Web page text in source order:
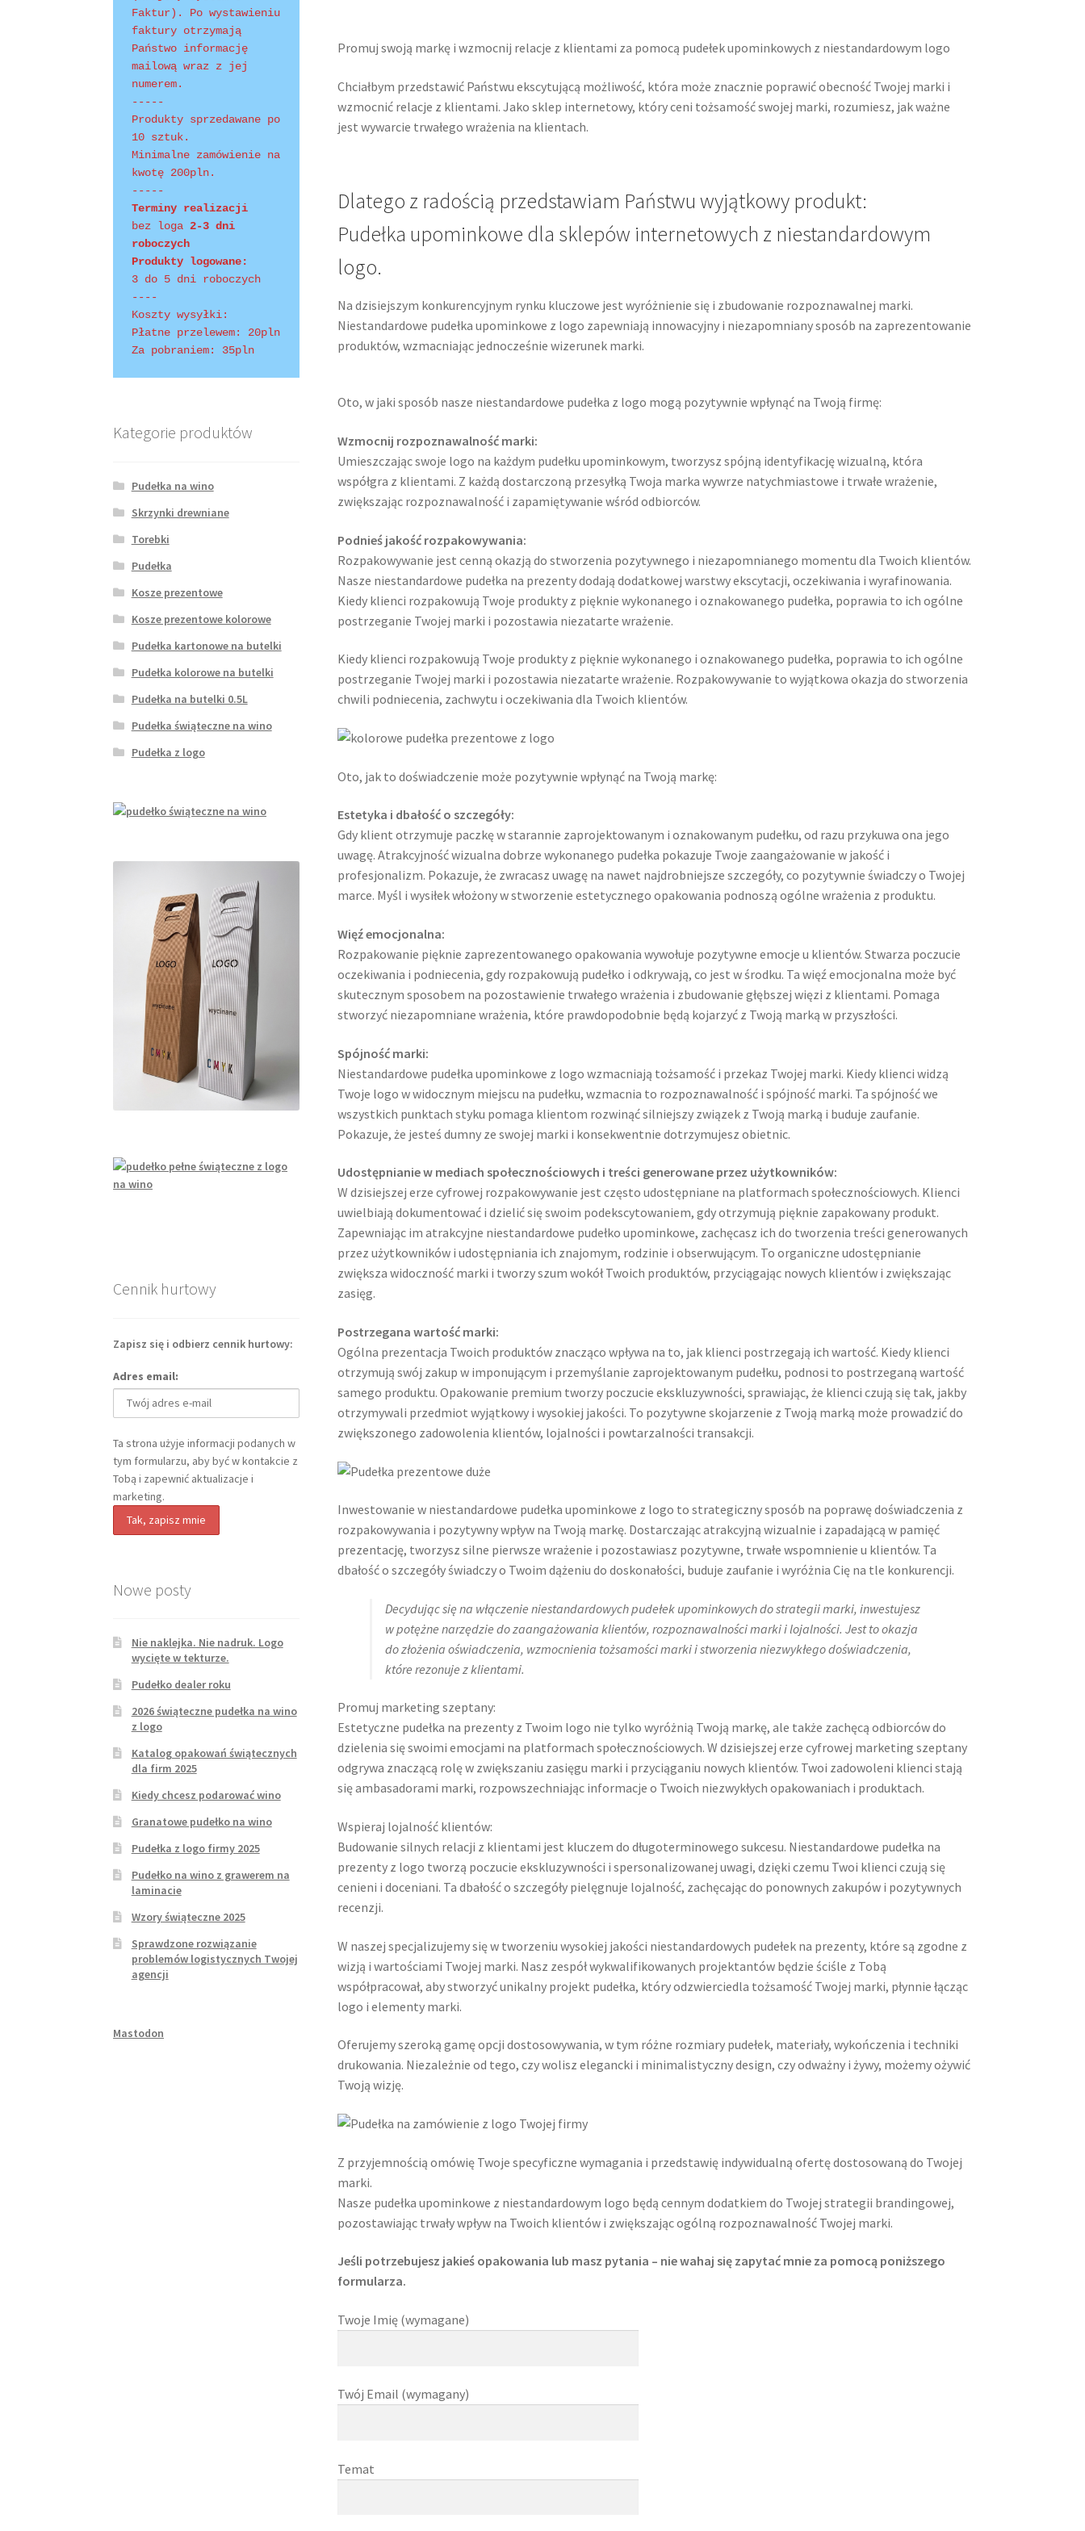
Shopping Tips Terms of Use
Promuj swoją markę i wzmocnij relacje z klientami za pomocą pudełek upominkowych z niestandardowym logo
Chciałbym przedstawić Państwu ekscytującą możliwość, która może znacznie poprawić obecność Twojej marki i
wzmocnić relacje z klientami. Jako sklep internetowy, który ceni tożsamość swojej marki, rozumiesz, jak ważne
jest wywarcie trwałego wrażenia na klientach.
Dlatego z radością przedstawiam Państwu wyjątkowy produkt:
Pudełka upominkowe dla sklepów internetowych z niestandardowym
logo.
Na dzisiejszym konkurencyjnym rynku kluczowe jest wyróżnienie się i zbudowanie rozpoznawalnej marki.
Niestandardowe pudełka upominkowe z logo zapewniają innowacyjny i niezapomniany sposób na zaprezentowanie
produktów, wzmacniając jednocześnie wizerunek marki.
Oto, w jaki sposób nasze niestandardowe pudełka z logo mogą pozytywnie wpłynąć na Twoją firmę:
Wzmocnij rozpoznawalność marki:
Umieszczając swoje logo na każdym pudełku upominkowym, tworzysz spójną identyfikację wizualną, która
współgra z klientami. Z każdą dostarczoną przesyłką Twoja marka wywrze natychmiastowe i trwałe wrażenie,
zwiększając rozpoznawalność i zapamiętywanie wśród odbiorców.
Podnieś jakość rozpakowywania:
Rozpakowywanie jest cenną okazją do stworzenia pozytywnego i niezapomnianego momentu dla Twoich klientów.
Nasze niestandardowe pudełka na prezenty dodają dodatkowej warstwy ekscytacji, oczekiwania i wyrafinowania.
Kiedy klienci rozpakowują Twoje produkty z pięknie wykonanego i oznakowanego pudełka, poprawia to ich ogólne
postrzeganie Twojej marki i pozostawia niezatarte wrażenie.
Kiedy klienci rozpakowują Twoje produkty z pięknie wykonanego i oznakowanego pudełka, poprawia to ich ogólne
postrzeganie Twojej marki i pozostawia niezatarte wrażenie. Rozpakowywanie to wyjątkowa okazja do stworzenia
chwili podniecenia, zachwytu i oczekiwania dla Twoich klientów.
Oto, jak to doświadczenie może pozytywnie wpłynąć na Twoją markę:
Estetyka i dbałość o szczegóły:
Gdy klient otrzymuje paczkę w starannie zaprojektowanym i oznakowanym pudełku, od razu przykuwa ona jego
uwagę. Atrakcyjność wizualna dobrze wykonanego pudełka pokazuje Twoje zaangażowanie w jakość i
profesjonalizm. Pokazuje, że zwracasz uwagę na nawet najdrobniejsze szczegóły, co pozytywnie świadczy o Twojej
marce. Myśl i wysiłek włożony w stworzenie estetycznego opakowania podnoszą ogólne wrażenia z produktu.
Więź emocjonalna:
Rozpakowanie pięknie zaprezentowanego opakowania wywołuje pozytywne emocje u klientów. Stwarza poczucie
oczekiwania i podniecenia, gdy rozpakowują pudełko i odkrywają, co jest w środku. Ta więź emocjonalna może być
skutecznym sposobem na pozostawienie trwałego wrażenia i zbudowanie głębszej więzi z klientami. Pomaga
stworzyć niezapomniane wrażenia, które prawdopodobnie będą kojarzyć z Twoją marką w przyszłości.
Spójność marki:
Niestandardowe pudełka upominkowe z logo wzmacniają tożsamość i przekaz Twojej marki. Kiedy klienci widzą
Twoje logo w widocznym miejscu na pudełku, wzmacnia to rozpoznawalność i spójność marki. Ta spójność we
wszystkich punktach styku pomaga klientom rozwinąć silniejszy związek z Twoją marką i buduje zaufanie.
Pokazuje, że jesteś dumny ze swojej marki i konsekwentnie dotrzymujesz obietnic.
Udostępnianie w mediach społecznościowych i treści generowane przez użytkowników:
W dzisiejszej erze cyfrowej rozpakowywanie jest często udostępniane na platformach społecznościowych. Klienci
uwielbiają dokumentować i dzielić się swoim podekscytowaniem, gdy otrzymują pięknie zapakowany produkt.
Zapewniając im atrakcyjne niestandardowe pudełko upominkowe, zachęcasz ich do tworzenia treści generowanych
przez użytkowników i udostępniania ich znajomym, rodzinie i obserwującym. To organiczne udostępnianie
zwiększa widoczność marki i tworzy szum wokół Twoich produktów, przyciągając nowych klientów i zwiększając
zasięg.
Postrzegana wartość marki:
Ogólna prezentacja Twoich produktów znacząco wpływa na to, jak klienci postrzegają ich wartość. Kiedy klienci
otrzymują swój zakup w imponującym i przemyślanie zaprojektowanym pudełku, podnosi to postrzeganą wartość
samego produktu. Opakowanie premium tworzy poczucie ekskluzywności, sprawiając, że klienci czują się tak, jakby
otrzymywali przedmiot wyjątkowy i wysokiej jakości. To pozytywne skojarzenie z Twoją marką może prowadzić do
zwiększonego zadowolenia klientów, lojalności i powtarzalności transakcji.
Inwestowanie w niestandardowe pudełka upominkowe z logo to strategiczny sposób na poprawę doświadczenia z
rozpakowywania i pozytywny wpływ na Twoją markę. Dostarczając atrakcyjną wizualnie i zapadającą w pamięć
prezentację, tworzysz silne pierwsze wrażenie i pozostawiasz pozytywne, trwałe wspomnienie u klientów. Ta
dbałość o szczegóły świadczy o Twoim dążeniu do doskonałości, buduje zaufanie i wyróżnia Cię na tle konkurencji.
Decydując się na włączenie niestandardowych pudełek upominkowych do strategii marki, inwestujesz
w potężne narzędzie do zaangażowania klientów, rozpoznawalności marki i lojalności. Jest to okazja
do złożenia oświadczenia, wzmocnienia tożsamości marki i stworzenia niezwykłego doświadczenia,
które rezonuje z klientami.
Promuj marketing szeptany:
Estetyczne pudełka na prezenty z Twoim logo nie tylko wyróżnią Twoją markę, ale także zachęcą odbiorców do
dzielenia się swoimi emocjami na platformach społecznościowych. W dzisiejszej erze cyfrowej marketing szeptany
odgrywa znaczącą rolę w zwiększaniu zasięgu marki i przyciąganiu nowych klientów. Twoi zadowoleni klienci stają
się ambasadorami marki, rozpowszechniając informacje o Twoich niezwykłych opakowaniach i produktach.
Wspieraj lojalność klientów:
Budowanie silnych relacji z klientami jest kluczem do długoterminowego sukcesu. Niestandardowe pudełka na
prezenty z logo tworzą poczucie ekskluzywności i spersonalizowanej uwagi, dzięki czemu Twoi klienci czują się
cenieni i doceniani. Ta dbałość o szczegóły pielęgnuje lojalność, zachęcając do ponownych zakupów i pozytywnych
recenzji.
W naszej specjalizujemy się w tworzeniu wysokiej jakości niestandardowych pudełek na prezenty, które są zgodne z
wizją i wartościami Twojej marki. Nasz zespół wykwalifikowanych projektantów będzie ściśle z Tobą
współpracował, aby stworzyć unikalny projekt pudełka, który odzwierciedla tożsamość Twojej marki, płynnie łącząc
logo i elementy marki.
Oferujemy szeroką gamę opcji dostosowywania, w tym różne rozmiary pudełek, materiały, wykończenia i techniki
drukowania. Niezależnie od tego, czy wolisz elegancki i minimalistyczny design, czy odważny i żywy, możemy ożywić
Twoją wizję.
Z przyjemnością omówię Twoje specyficzne wymagania i przedstawię indywidualną ofertę dostosowaną do Twojej
marki.
Nasze pudełka upominkowe z niestandardowym logo będą cennym dodatkiem do Twojej strategii brandingowej,
pozostawiając trwały wpływ na Twoich klientów i zwiększając ogólną rozpoznawalność Twojej marki.
Jeśli potrzebujesz jakieś opakowania lub masz pytania – nie wahaj się zapytać mnie za pomocą poniższego
formularza.
Twoje Imię (wymagane)
Twój Email (wymagany)
Temat
Faktur). Po wystawieniu
faktury otrzymają
Państwo informację
mailową wraz z jej
numerem.
-----
Produkty sprzedawane po
10 sztuk.
Minimalne zamówienie na
kwotę 200pln.
-----
Terminy realizacji
bez loga 2-3 dni
roboczych
Produkty logowane:
3 do 5 dni roboczych
----
Koszty wysyłki:
Płatne przelewem: 20pln
Za pobraniem: 35pln
Kategorie produktów
Pudełka na wino
Skrzynki drewniane
Torebki
Pudełka
Kosze prezentowe
Kosze prezentowe kolorowe
Pudełka kartonowe na butelki
Pudełka kolorowe na butelki
Pudełka na butelki 0.5L
Pudełka świąteczne na wino
Pudełka z logo
Cennik hurtowy
Zapisz się i odbierz cennik hurtowy:
Adres email:
Ta strona użyje informacji podanych w
tym formularzu, aby być w kontakcie z
Tobą i zapewnić aktualizacje i
marketing.
Nowe posty
Nie naklejka. Nie nadruk. Logo
wycięte w tekturze.
Pudełko dealer roku
2026 świąteczne pudełka na wino
z logo
Katalog opakowań świątecznych
dla firm 2025
Kiedy chcesz podarować wino
Granatowe pudełko na wino
Pudełka z logo firmy 2025
Pudełko na wino z grawerem na
laminacie
Wzory świąteczne 2025
Sprawdzone rozwiązanie
problemów logistycznych Twojej
agencji
Mastodon